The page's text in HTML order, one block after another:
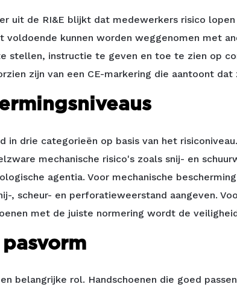
uit de RI&E blijkt dat medewerkers risico
voldoende kunnen worden weggenomen met
stellen, instructie te geven en toe te zien op
zijn van een CE-markering die aantoont
in drie categorieën op basis van het
mechanische risico's zoals snij- en
agentia. Voor mechanische
, scheur- en perforatieweerstand aangeven.
met de juiste normering wordt de
belangrijke rol. Handschoenen die goed